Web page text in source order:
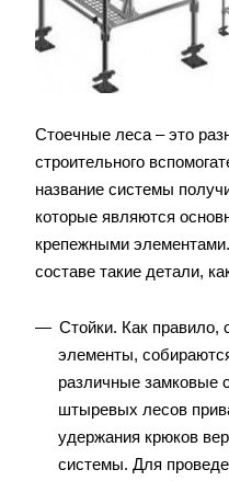
Стоечные леса – это
строительного
название системы
которые являются
крепежными
составе такие детали,
Стойки. Как правило,
элементы,
различные замковые
штыревых лесов
удержания крюков
системы. Для